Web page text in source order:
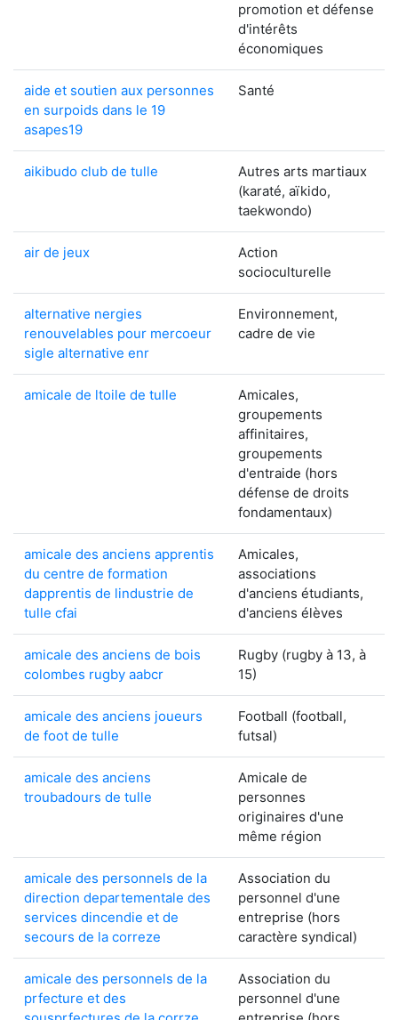
promotion et défense
d'intérêts
économiques
aide et soutien aux personnes
en surpoids dans le 19
asapes19
Santé
aikibudo club de tulle
Autres arts martiaux
(karaté, aïkido,
taekwondo)
air de jeux
Action
socioculturelle
alternative nergies
renouvelables pour mercoeur
sigle alternative enr
Environnement,
cadre de vie
amicale de ltoile de tulle
Amicales,
groupements
affinitaires,
groupements
d'entraide (hors
défense de droits
fondamentaux)
amicale des anciens apprentis
du centre de formation
dapprentis de lindustrie de
tulle cfai
Amicales,
associations
d'anciens étudiants,
d'anciens élèves
amicale des anciens de bois
colombes rugby aabcr
Rugby (rugby à 13, à
15)
amicale des anciens joueurs
de foot de tulle
Football (football,
futsal)
amicale des anciens
troubadours de tulle
Amicale de
personnes
originaires d'une
même région
amicale des personnels de la
direction departementale des
services dincendie et de
secours de la correze
Association du
personnel d'une
entreprise (hors
caractère syndical)
amicale des personnels de la
prfecture et des
Association du
personnel d'une